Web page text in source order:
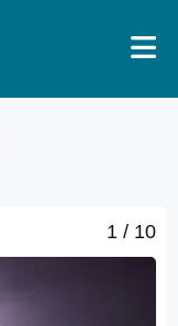
1 / 10